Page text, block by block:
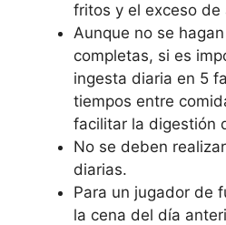
fritos y el exceso de
Aunque no se
completas, si es
ingesta diaria en 5
tiempos entre
facilitar la digestión
No se deben
diarias.
Para un jugador de
la cena del día